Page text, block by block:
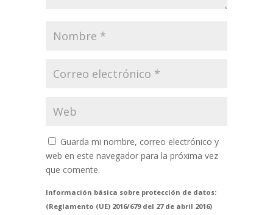
Guarda mi nombre, correo electrónico y
web en este navegador para la próxima vez
que comente.
Información básica sobre protección de datos:
(Reglamento (UE) 2016/679 del 27 de abril 2016)